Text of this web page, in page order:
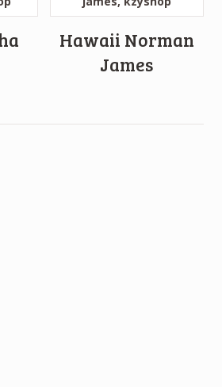
Hawaii Norman
James